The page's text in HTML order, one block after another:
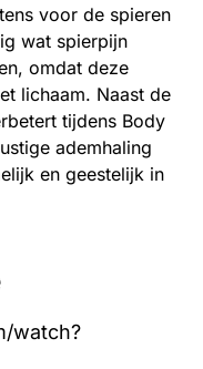
voor de spieren
wat spierpijn
omdat deze
lichaam. Naast de
tijdens Body
ademhaling
en geestelijk in
watch?